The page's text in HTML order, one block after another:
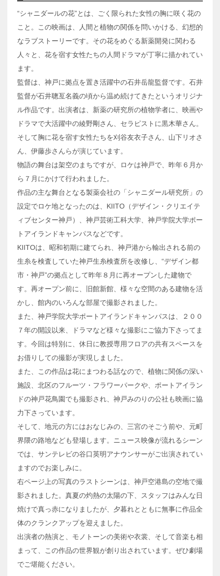
“シャニダールの花”とは、ごく限られた女性の胸に咲く花の
こと。この映画は、人間と植物の関係を問いかける、幻想的
なラブストーリーです。その花をめぐる新薬開発に関わる
人々と、花を宿す女性たちの人間ドラマが丁寧に描かれてい
ます。
監督は、神戸に拠点を置き活躍中の石井岳龍監督です。石井
監督が石井聰亙名義の頃から温め続けてきたというオリジナ
ル作品です。出演者は、新薬の研究所の植物学者に、映画や
ドラマで大活躍中の綾野剛さん、セラピストに黒木華さん。
そして胸に花を宿す女性たちを刈谷友衣子さん、山下リオさ
ん、伊藤歩さんらが演じています。
物語の舞台は架空のまちですが、ロケは神戸で、昨年６月か
ら７月にかけて行われました。
作品の主な舞台となる製薬会社の「シャニダール研究所」の
設定でロケ地となったのは、KIITO（デザイン・クリエイテ
ィブセンター神戸）、神戸芸術工科大学、神戸学院大学ポー
トアイランドキャンパスなどです。
KIITOは、昭和初期に建てられ、神戸港から輸出される前の
生糸を検査していた神戸生糸検査所を改修し、“デザイン都
市・神戸”の拠点として昨年８月に再オープンした建物で
す。再オープン前に、旧館新館、様々な空間のある建物を活
かし、館内のいろんな部屋で撮影されました。
また、神戸学院大学ポートアイランドキャンパスは、２００
７年の開設以来、ドラマなど様々な撮影にご協力下さってま
す。今回は特別に、休日に教授専用フロアの共有スペースを
お借りしての撮影が実現しました。
また、この作品は花にまつわる話なので、植物に関係の深い
施設、北区のフルーツ・フラワーパークや、ポートアイラン
ドの神戸花鳥園でも撮影され、神戸みのりの公社も映画に協
力下さっています。
そして、地元の方にはおなじみの、三宮のそごう前や、元町
界隈の路地なども登場します。ニュース映像が流れるシーン
では、サンテレビの谷口英明アナウンサーがご出演されてい
ますのでお楽しみに。
右ページ上の写真のラストシーンは、神戸空港島の空地で撮
影されました。真夏の灼熱の太陽の下、スタッフはみんな日
焼けで真っ赤になりましたが、夕暮れとともに無事に作品全
体のクランクアップを迎えました。
出演者の熱演と、モノトーンの美術や衣裳、そして音楽も相
まって、この作品の世界観が創り出されています。ぜひ劇場
でご堪能ください。